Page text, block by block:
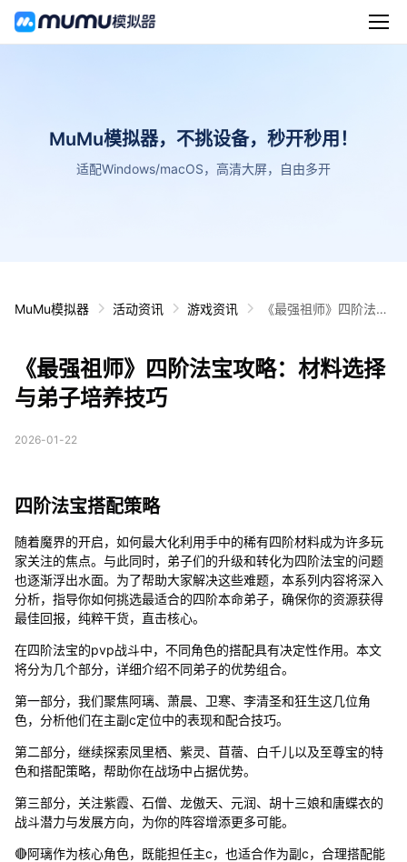
MuMu模拟器，不挑设备，秒开秒用！
适配Windows/macOS，高清大屏，自由多开
MuMu模拟器 活动资讯 游戏资讯
《最强祖师》四阶法宝
《最强祖师》四阶法宝攻略：材料选择
与弟子培养技巧
2026-01-22
四阶法宝搭配策略
随着魔界的开启，如何最大化利用手中的稀有四阶材料成为许多玩
家关注的焦点。与此同时，弟子们的升级和转化为四阶法宝的问题
也逐渐浮出水面。为了帮助大家解决这些难题，本系列内容将深入
分析，指导你如何挑选最适合的四阶本命弟子，确保你的资源获得
最佳回报，纯粹干货，直击核心。
在四阶法宝的pvp战斗中，不同角色的搭配具有决定性作用。本文
将分为几个部分，详细介绍不同弟子的优势组合。
第一部分，我们聚焦阿璃、萧晨、卫寒、李清圣和狂生这几位角
色，分析他们在主副c定位中的表现和配合技巧。
第二部分，继续探索凤里栖、紫灵、苜蓿、白千儿以及至尊宝的特
色和搭配策略，帮助你在战场中占据优势。
第三部分，关注紫霞、石僧、龙傲天、元润、胡十三娘和唐蝶衣的
战斗潜力与发展方向，为你的阵容增添更多可能。
🔴阿璃作为核心角色，既能担任主c，也适合作为副c，合理搭配能